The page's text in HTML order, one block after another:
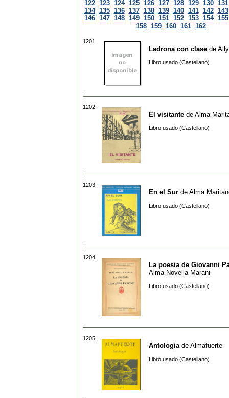
122 123 124 125 126 127 128 129 130 131
134 135 136 137 138 139 140 141 142 143
146 147 148 149 150 151 152 153 154 155
158 159 160 161 162
1201.
Ladrona con clase de
Libro usado (Castellano)
1202.
El visitante de Alma
Libro usado (Castellano)
1203.
En el Sur de Alma
Libro usado (Castellano)
1204.
La poesia de Giovanni
Alma Novella Marani
Libro usado (Castellano)
1205.
Antologia de Almafuerte
Libro usado (Castellano)